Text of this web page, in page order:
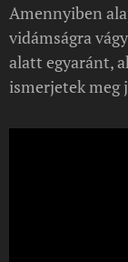
Amennyiben
vidámságra
alatt egyaránt,
ismerjetek meg